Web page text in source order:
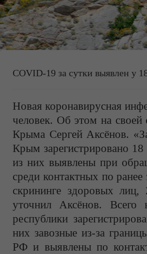
COVID-19 за сутки выявлен у
Новая коронавирусная
человек. Об этом на своей
Крыма Сергей Аксёнов.
Крым зарегистрировано
из них выявлены при
среди контактных по
скрининге здоровых
уточнил Аксёнов.
республики
них завозные из-за
РФ и выявлены по